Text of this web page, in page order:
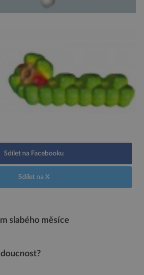
Sdílet na Facebooku
Sdílet na X
slabého měsíce